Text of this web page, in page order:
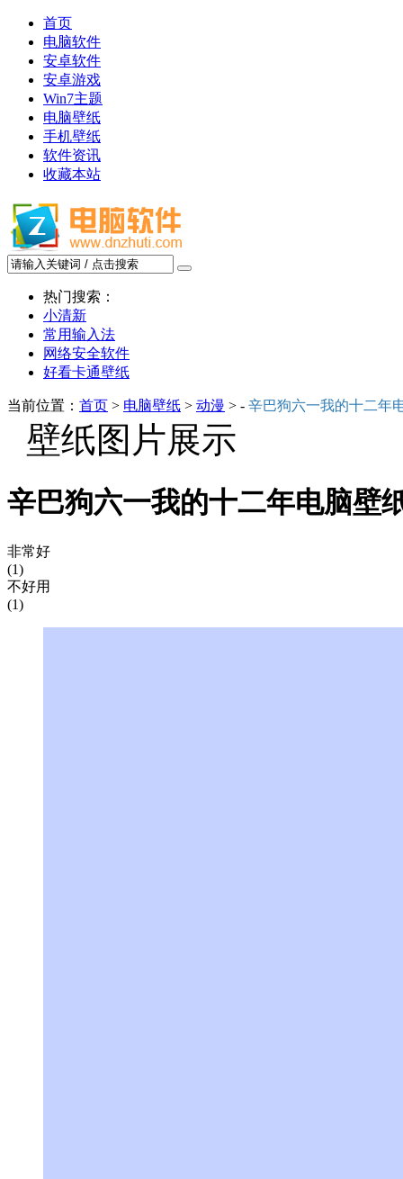
首页
电脑软件
安卓软件
安卓游戏
Win7主题
电脑壁纸
手机壁纸
软件资讯
收藏本站
热门搜索：
小清新
常用输入法
网络安全软件
好看卡通壁纸
当前位置： 首页 > 电脑壁纸 > 动漫 > - 辛巴狗六一我的十二年
壁纸图片展示
辛巴狗六一我的十二年电脑壁
非常好
(1)
不好用
(1)